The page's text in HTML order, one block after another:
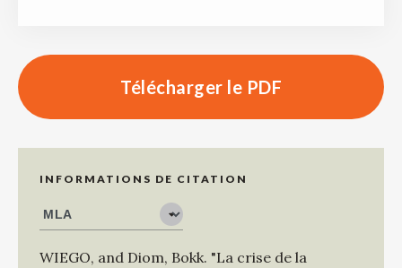
Télécharger le PDF
INFORMATIONS DE CITATION
WIEGO, and Diom, Bokk. "La crise de la